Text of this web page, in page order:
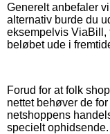
Generelt anbefaler
alternativ burde du
eksempelvis ViaBill,
beløbet ude i
Forud for at folk
nettet behøver de
netshoppens
specielt ophidsende.